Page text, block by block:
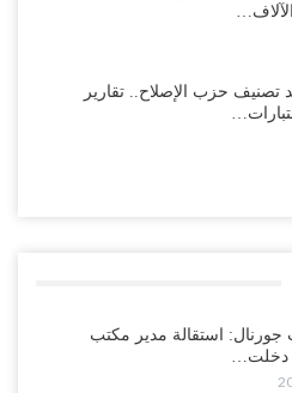
حزب الإصلاح.. تقارير
جورنال: استقالة مدير مكتب
دخلت…